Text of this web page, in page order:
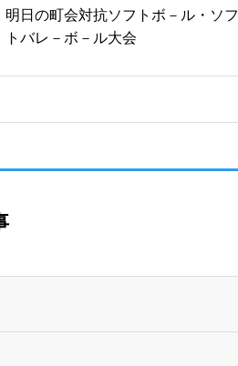
明日の町会対抗ソフトボ－ル・ソフ
トバレ－ボ－ル大会